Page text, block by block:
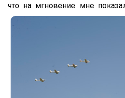
Путешествие с детьми
Дети без сопровождения
Перелёт во время беременности
что на мгновение мне